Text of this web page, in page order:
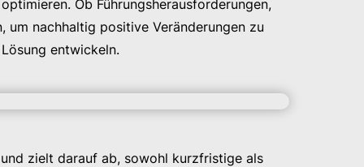
Ob Führungsherausforderungen,
nachhaltig positive Veränderungen zu
entwickeln.
zielt darauf ab, sowohl kurzfristige als